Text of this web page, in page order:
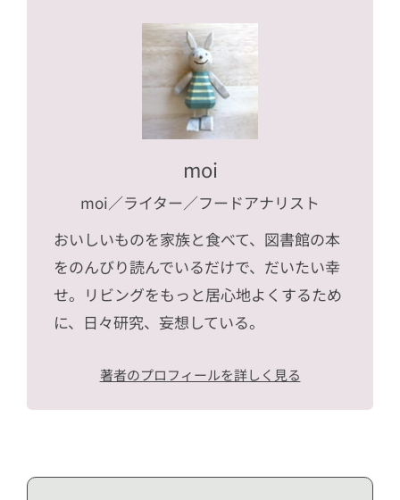
moi
moi／ライター／フードアナリスト
おいしいものを家族と食べて、図書館の本
をのんびり読んでいるだけで、だいたい幸
せ。リビングをもっと居心地よくするため
に、日々研究、妄想している。
著者のプロフィールを詳しく見る